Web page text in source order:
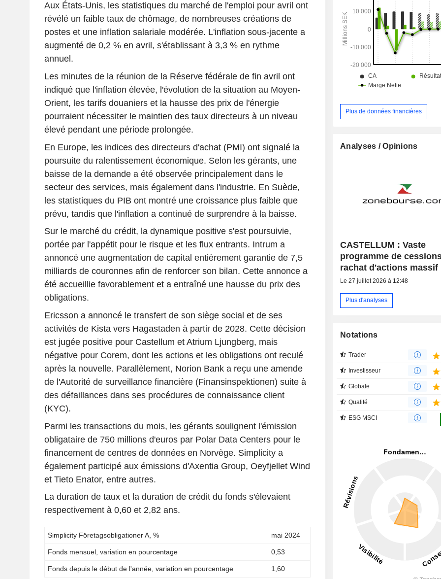
Aux États-Unis, les statistiques du marché de l'emploi pour avril ont
révélé un faible taux de chômage, de nombreuses créations de
postes et une inflation salariale modérée. L'inflation sous-jacente a
augmenté de 0,2 % en avril, s'établissant à 3,3 % en rythme
annuel.
Les minutes de la réunion de la Réserve fédérale de fin avril ont
indiqué que l'inflation élevée, l'évolution de la situation au Moyen-
Orient, les tarifs douaniers et la hausse des prix de l'énergie
pourraient nécessiter le maintien des taux directeurs à un niveau
élevé pendant une période prolongée.
En Europe, les indices des directeurs d'achat (PMI) ont signalé la
poursuite du ralentissement économique. Selon les gérants, une
baisse de la demande a été observée principalement dans le
secteur des services, mais également dans l'industrie. En Suède,
les statistiques du PIB ont montré une croissance plus faible que
prévu, tandis que l'inflation a continué de surprendre à la baisse.
Sur le marché du crédit, la dynamique positive s'est poursuivie,
portée par l'appétit pour le risque et les flux entrants. Intrum a
annoncé une augmentation de capital entièrement garantie de 7,5
milliards de couronnes afin de renforcer son bilan. Cette annonce a
été accueillie favorablement et a entraîné une hausse du prix des
obligations.
Ericsson a annoncé le transfert de son siège social et de ses
activités de Kista vers Hagastaden à partir de 2028. Cette décision
est jugée positive pour Castellum et Atrium Ljungberg, mais
négative pour Corem, dont les actions et les obligations ont reculé
après la nouvelle. Parallèlement, Norion Bank a reçu une amende
de l'Autorité de surveillance financière (Finansinspektionen) suite à
des défaillances dans ses procédures de connaissance client
(KYC).
Parmi les transactions du mois, les gérants soulignent l'émission
obligataire de 750 millions d'euros par Polar Data Centers pour le
financement de centres de données en Norvège. Simplicity a
également participé aux émissions d'Axentia Group, Oeyfjellet Wind
et Tieto Enator, entre autres.
La duration de taux et la duration de crédit du fonds s'élevaient
respectivement à 0,60 et 2,82 ans.
Simplicity Företagsobligationer A, % mai 2024
Fonds mensuel, variation en pourcentage 0,53
Fonds depuis le début de l'année, variation en pourcentage 1,60
Plus de données financières
Analyses / Opinions
CASTELLUM : Vaste
programme de
rachat d'actions massif
Le 27 juillet 2026 à 12:48
Plus d'analyses
Notations
Trader
Investisseur
Globale
Qualité
ESG MSCI